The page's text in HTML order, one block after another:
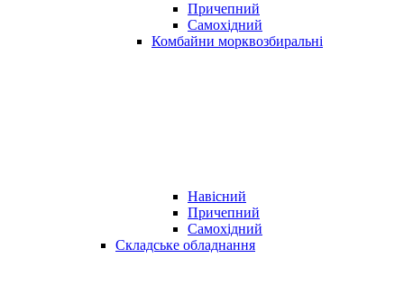
Причепний
Самохідний
Комбайни морквозбиральні
Навісний
Причепний
Самохідний
Складське обладнання